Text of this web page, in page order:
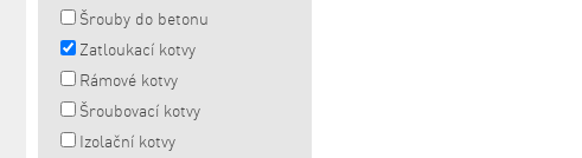
Šrouby do betonu
Zatloukací kotvy
Rámové kotvy
Šroubovací kotvy
Izolační kotvy